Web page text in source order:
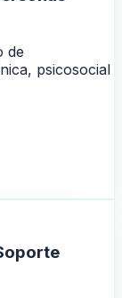
de
psicosocial